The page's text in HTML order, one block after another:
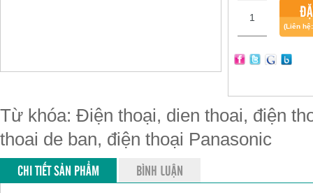
(Liên
Từ khóa: Điện thoại, dien thoai, điện
thoai de ban, điện thoại Panasonic
CHI TIẾT SẢN PHẨM BÌNH LUẬN